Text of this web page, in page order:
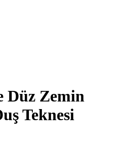
Düz Zemin
Teknesi